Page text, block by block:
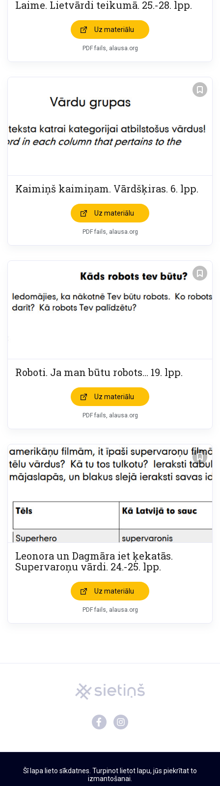
Laime. Lietvārdi teikumā. 25.-28. lpp.
Uz materiālu
PDF fails, alausa.org
Kaimiņš kaimiņam. Vārdšķiras. 6. lpp.
Uz materiālu
PDF fails, alausa.org
Roboti. Ja man būtu robots… 19. lpp.
Uz materiālu
PDF fails, alausa.org
Leonora un Dagmāra iet ķekatās.
Supervaroņu vārdi. 24.-25. lpp.
Uz materiālu
PDF fails, alausa.org
Šī lapa lieto sīkdatnes. Turpinot lietot lapu, jūs piekrītat to
izmantošanai.
Par Sietiņu